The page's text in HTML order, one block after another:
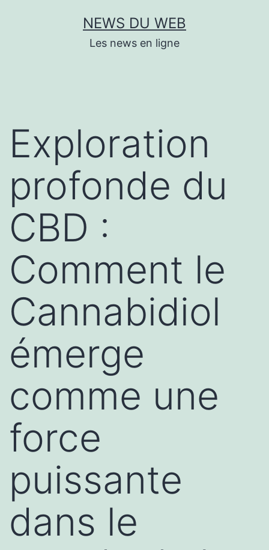
NEWS DU WEB
Les news en ligne
Exploration
profonde du
CBD :
Comment le
Cannabidiol
émerge
comme une
force
puissante
dans le